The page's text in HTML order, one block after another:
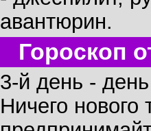
авантюрин.
Гороскоп
3-й день -
Ничего нового